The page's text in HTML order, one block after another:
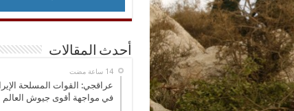
أحدث المقالات
‏14 ساعة مضت
عراقجي: القوات المسلحة
في مواجهة أقوى جيوش العالم